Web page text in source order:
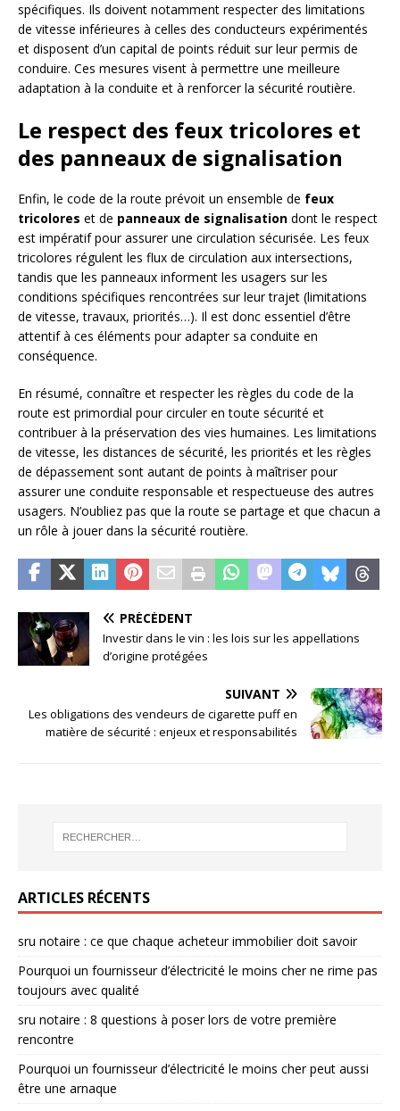
spécifiques. Ils doivent notamment respecter des limitations
de vitesse inférieures à celles des conducteurs expérimentés
et disposent d’un capital de points réduit sur leur permis de
conduire. Ces mesures visent à permettre une meilleure
adaptation à la conduite et à renforcer la sécurité routière.
Le respect des feux tricolores et
des panneaux de signalisation
Enfin, le code de la route prévoit un ensemble de feux
tricolores et de panneaux de signalisation dont le respect
est impératif pour assurer une circulation sécurisée. Les feux
tricolores régulent les flux de circulation aux intersections,
tandis que les panneaux informent les usagers sur les
conditions spécifiques rencontrées sur leur trajet (limitations
de vitesse, travaux, priorités…). Il est donc essentiel d’être
attentif à ces éléments pour adapter sa conduite en
conséquence.
En résumé, connaître et respecter les règles du code de la
route est primordial pour circuler en toute sécurité et
contribuer à la préservation des vies humaines. Les limitations
de vitesse, les distances de sécurité, les priorités et les règles
de dépassement sont autant de points à maîtriser pour
assurer une conduite responsable et respectueuse des autres
usagers. N’oubliez pas que la route se partage et que chacun a
un rôle à jouer dans la sécurité routière.
PRÉCÉDENT
Investir dans le vin : les lois sur les appellations
d’origine protégées
SUIVANT
Les obligations des vendeurs de cigarette puff en
matière de sécurité : enjeux et responsabilités
ARTICLES RÉCENTS
sru notaire : ce que chaque acheteur immobilier doit savoir
Pourquoi un fournisseur d’électricité le moins cher ne rime pas
toujours avec qualité
sru notaire : 8 questions à poser lors de votre première
rencontre
Pourquoi un fournisseur d’électricité le moins cher peut aussi
être une arnaque